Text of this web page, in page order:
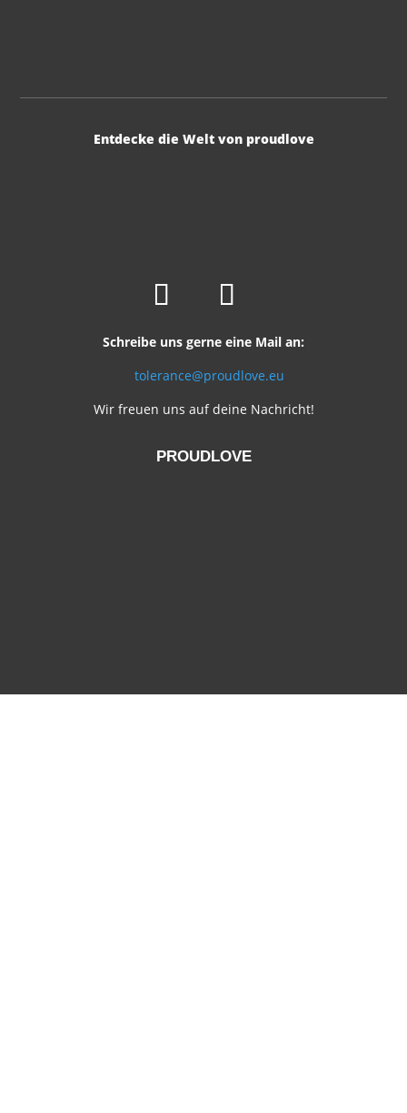
Entdecke die Welt von proudlove
Schreibe uns gerne eine Mail an:
tolerance@proudlove.eu
Wir freuen uns auf deine Nachricht!
PROUDLOVE